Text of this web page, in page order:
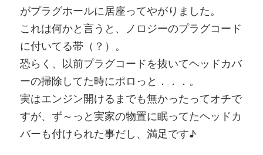
がプラグホールに居座ってやがりました。
これは何かと言うと、ノロジーのプラグコード
に付いてる帯（？）。
恐らく、以前プラグコードを抜いてヘッドカバ
ーの掃除してた時にポロっと．．．。
実はエンジン開けるまでも無かったってオチで
すが、ず～っと実家の物置に眠ってたヘッドカ
バーも付けられた事だし、満足です♪